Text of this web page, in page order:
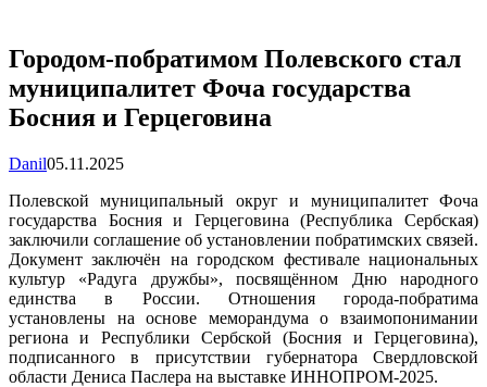
Городом-побратимом Полевского стал
муниципалитет Фоча государства
Босния и Герцеговина
Danil05.11.2025
Полевской муниципальный округ и муниципалитет Фоча
государства Босния и Герцеговина (Республика Сербская)
заключили соглашение об установлении побратимских связей.
Документ заключён на городском фестивале национальных
культур «Радуга дружбы», посвящённом Дню народного
единства в России. Отношения города-побратима
установлены на основе меморандума о взаимопонимании
региона и Республики Сербской (Босния и Герцеговина),
подписанного в присутствии губернатора Свердловской
области Дениса Паслера на выставке ИННОПРОМ-2025.